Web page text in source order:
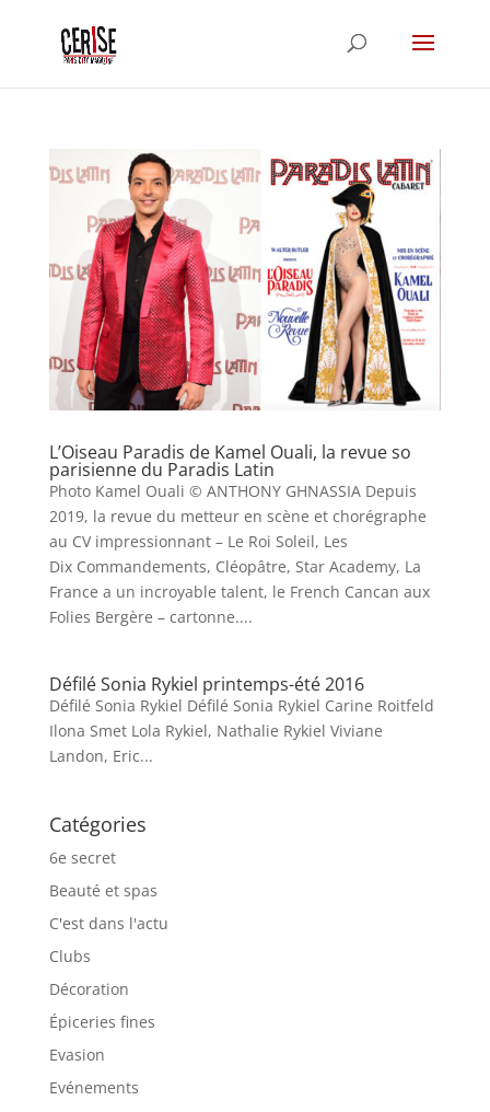
L’Oiseau Paradis de Kamel Ouali, la revue so
parisienne du Paradis Latin
Photo Kamel Ouali © ANTHONY GHNASSIA Depuis
2019, la revue du metteur en scène et chorégraphe
au CV impressionnant – Le Roi Soleil, Les
Dix Commandements, Cléopâtre, Star Academy, La
France a un incroyable talent, le French Cancan aux
Folies Bergère – cartonne....
Défilé Sonia Rykiel printemps-été 2016
Défilé Sonia Rykiel Défilé Sonia Rykiel Carine Roitfeld
Ilona Smet Lola Rykiel, Nathalie Rykiel Viviane
Landon, Eric...
Catégories
6e secret
Beauté et spas
C'est dans l'actu
Clubs
Décoration
Épiceries fines
Evasion
Evénements